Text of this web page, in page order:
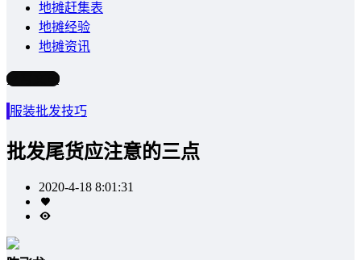
地摊赶集表
地摊经验
地摊资讯
写文章
服装批发技巧
批发尾货应注意的三点
2020-4-18 8:01:31